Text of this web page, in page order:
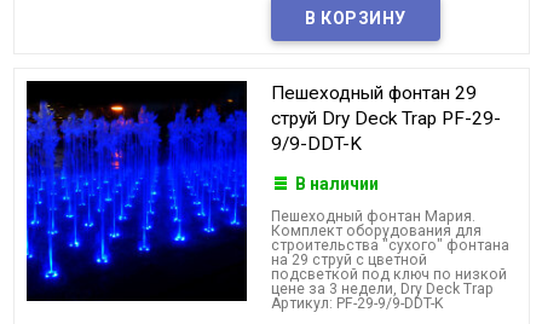
Пешеходный фонтан 29
струй Dry Deck Trap PF-29-
9/9-DDT-K
В наличии
Пешеходный фонтан Мария.
Комплект оборудования для
строительства "сухого" фонтана
на 29 струй с цветной
подсветкой под ключ по низкой
цене за 3 недели, Dry Deck Trap
Артикул: PF-29-9/9-DDT-K